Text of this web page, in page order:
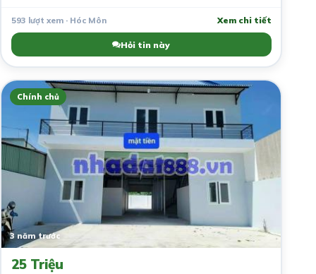
593 lượt xem · Hóc Môn Xem chi tiết
Hỏi tin này
Chính chủ
3 năm trước
25 Triệu